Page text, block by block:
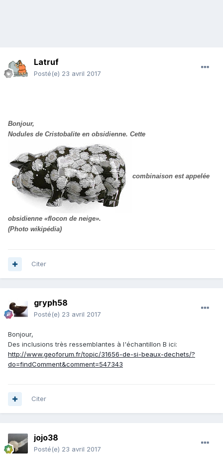
Latruf
Posté(e) 23 avril 2017
Bonjour,
Nodules de Cristobalite en obsidienne. Cette
combinaison est appelée
obsidienne «flocon de neige».
(Photo wikipédia)
Citer
gryph58
Posté(e) 23 avril 2017
Bonjour,
Des inclusions très ressemblantes à l'échantillon B ici:
http://www.geoforum.fr/topic/31656-de-si-beaux-dechets/?
do=findComment&comment=547343
Citer
jojo38
Posté(e) 23 avril 2017